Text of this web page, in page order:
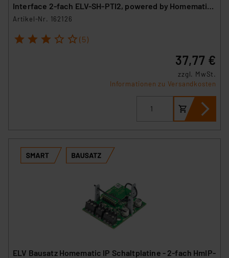
Interface 2-fach ELV-SH-PTI2, powered by Homematic
IP
Artikel-Nr. 162126
1 2 3 4 5 (5)
37,77 €
zzgl. MwSt.
Informationen zu Versandkosten
ELV Bausatz Homematic IP Schaltplatine - 2-fach HmIP-